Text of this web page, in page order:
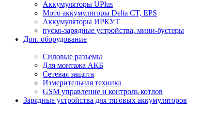
Аккумуляторы UPlus
Мото аккумуляторы Delta CT, EPS
Аккумуляторы ИРКУТ
пуско-зарядные устройства, мини-бустеры
Доп. оборудование
Силовые разъемы
Для монтажа АКБ
Сетевая защита
Измерительная техника
GSM управление и контроль котлов
Зарядные устройства для тяговых аккумуляторов